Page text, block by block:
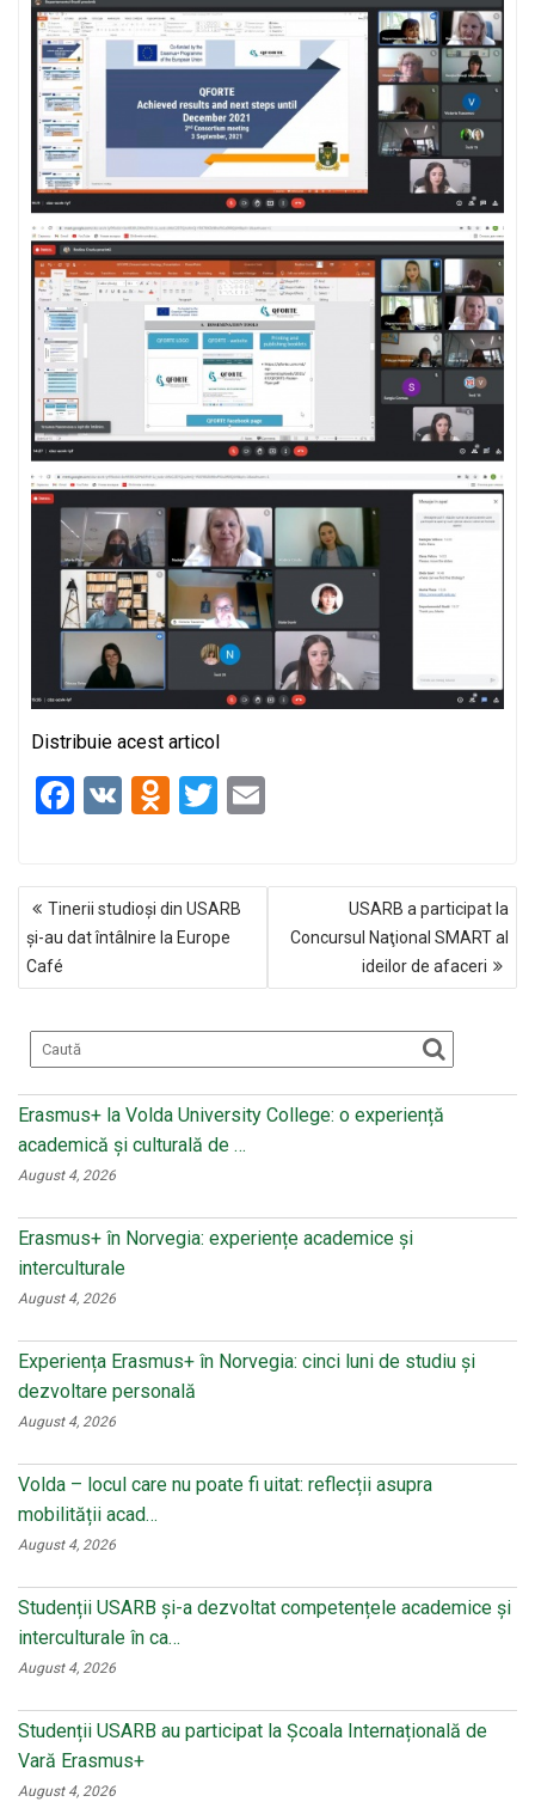
Distribuie acest articol
F
b
o
o
k
V
O
o
kl
a
ss
ni
ki
T
er
NAVIGARE
ÎN
ARTICOLE
Tinerii studioși din USARB
și-au dat întâlnire la Europe
Café
USARB a participat la
Concursul Naţional SMART al
ideilor de afaceri
Erasmus+ la Volda University College: o experiență
academică și culturală de …
August 4, 2026
Erasmus+ în Norvegia: experiențe academice și
interculturale
August 4, 2026
Experiența Erasmus+ în Norvegia: cinci luni de studiu și
dezvoltare personală
August 4, 2026
Volda – locul care nu poate fi uitat: reflecții asupra
mobilității acad…
August 4, 2026
Studenții USARB și-a dezvoltat competențele academice și
interculturale în ca…
August 4, 2026
Studenții USARB au participat la Școala Internațională de
Vară Erasmus+
August 4, 2026